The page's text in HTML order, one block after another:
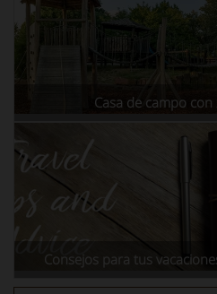
Casa de campo con
Consejos para tus